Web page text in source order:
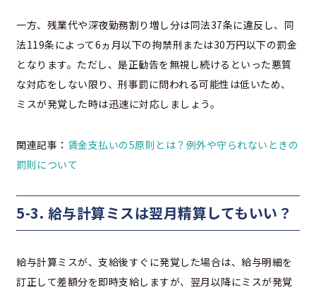
一方、残業代や深夜勤務割り増し分は同法37条に違反し、同
法119条によって6ヵ月以下の拘禁刑または30万円以下の罰金
となります。ただし、是正勧告を無視し続けるといった悪質
な対応をしない限り、刑事罰に問われる可能性は低いため、
ミスが発覚した時は迅速に対応しましょう。
関連記事： 賃金支払いの5原則とは？例外や守られないときの
罰則について
5-3. 給与計算ミスは翌月精算してもいい？
給与計算ミスが、支給後すぐに発覚した場合は、給与明細を
訂正して差額分を即時支給しますが、翌月以降にミスが発覚